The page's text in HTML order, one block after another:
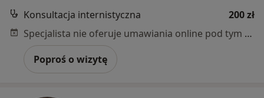
Konsultacja internistyczna
200 zł
Specjalista nie oferuje umawiania online pod tym adresem.
Poproś o wizytę